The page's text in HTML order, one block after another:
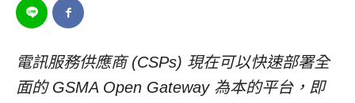
電訊服務供應商 (CSPs) 現在可以快速部署全
面的 GSMA Open Gateway 為本的平台，即